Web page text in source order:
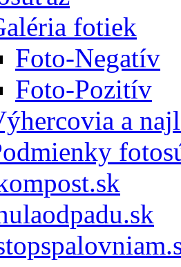
fotiek
Foto-Negatív
Foto-Pozitív
a